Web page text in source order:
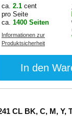
ca. 2.1 cent
pro Seite
ca. 1400 Seiten
Informationen zur
Produktsicherheit
In den
BK, C, M, Y, Trommel